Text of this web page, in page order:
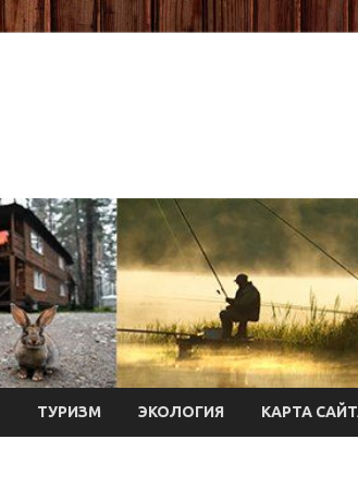
ТУРИЗМ ЭКОЛОГИЯ КАРТА